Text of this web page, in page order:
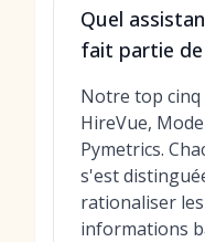
Quel
fait partie
Notre top cinq
HireVue,
Pymetrics.
s'est
rationaliser
informations